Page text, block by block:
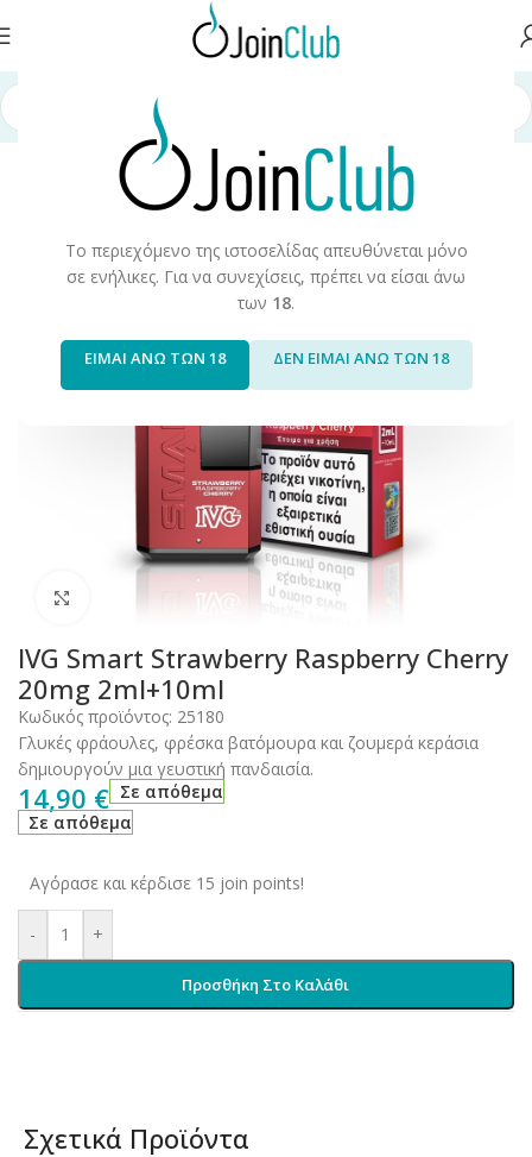
Το περιεχόμενο της ιστοσελίδας απευθύνεται μόνο
σε ενήλικες. Για να συνεχίσεις, πρέπει να είσαι άνω
των 18.
ΕΙΜΑΙ ΑΝΩ ΤΩΝ 18 ΔΕΝ ΕΙΜΑΙ ΑΝΩ ΤΩΝ 18
Αρχική σελίδα Ηλεκτρονικά μιας Χρήσης
Click to enlarge
IVG Smart Strawberry Raspberry Cherry
20mg 2ml+10ml
Κωδικός προϊόντος: 25180
Γλυκές φράουλες, φρέσκα βατόμουρα και ζουμερά κεράσια
δημιουργούν μια γευστική πανδαισία.
14,90 € Σε απόθεμα
Σε απόθεμα
Αγόρασε και κέρδισε 15 join points!
- +
Προσθήκη Στο Καλάθι
Σχετικά Προϊόντα